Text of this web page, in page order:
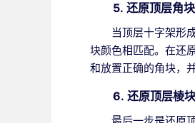
5. 还原顶层角块
当顶层十字架形
块颜色相匹配。在还
和放置正确的角块，
6. 还原顶层棱块